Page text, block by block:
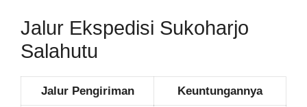
Jalur Ekspedisi Sukoharjo
Salahutu
Jalur Pengiriman Keuntungannya